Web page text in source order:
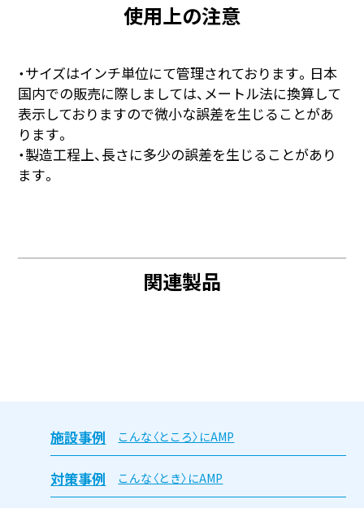
使用上の注意
・サイズはインチ単位にて管理されております。日本
国内での販売に際しましては、メートル法に換算して
表示しておりますので微小な誤差を生じることがあ
ります。
・製造工程上、長さに多少の誤差を生じることがあり
ます。
関連製品
施設事例 こんな〈ところ〉にAMP
対策事例 こんな〈とき〉にAMP